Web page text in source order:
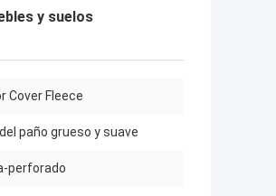
y suelos
Cover Fleece
paño grueso y suave
perforado